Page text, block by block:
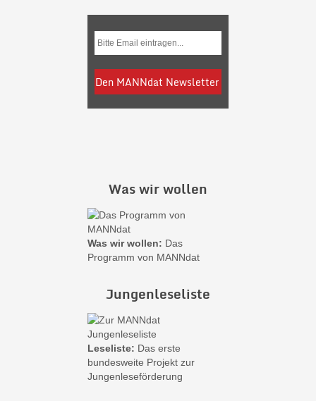
Was wir wollen
Was wir wollen: Das
Programm von MANNdat
Jungenleseliste
Leseliste: Das erste
bundesweite Projekt zur
Jungenleseförderung